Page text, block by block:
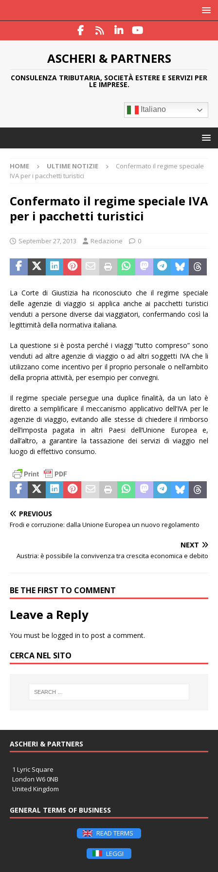
ASCHERI & PARTNERS
CONSULENZA TRIBUTARIA, SOCIETÀ ESTERE E SERVIZI PER
LE IMPRESE.
Italiano
HOME ULTIME NOTIZIE
Confermato il regime speciale
IVA per i pacchetti turistici
Confermato il regime speciale IVA
per i pacchetti turistici
September 27, 2013 Redazione 0
La Corte di Giustizia ha riconosciuto che il regime speciale
delle agenzie di viaggio si applica anche ai pacchetti turistici
venduti a persone diverse dai viaggiatori, confermando così la
legittimità della normativa italiana.
La questione si è posta perché i viaggi “tutto compreso” sono
venduti ad altre agenzie di viaggio o ad altri soggetti IVA che li
utilizzano come incentivo per il proprio personale o nell’ambito
della propria attività, per esempio per convegni.
Il regime speciale persegue una duplice finalità, da un lato è
diretto a semplificare il meccanismo applicativo dell’IVA per le
agenzie di viaggio, evitando alle stesse di chiedere il rimborso
dell’imposta pagata in altri Paesi dell’Unione Europea e,
dall’altro, a garantire la tassazione dei servizi di viaggio nel
luogo di effettivo consumo.
PREVIOUS
Frodi e corruzione: dalla Unione Europea un nuovo regolamento
NEXT
Austria: è possibile la convivenza tra crescita economica e debito
BE THE FIRST TO COMMENT
Leave a Reply
You must be logged in to post a comment.
CERCA NEL SITO
ASCHERI & PARTNERS
1 Lyric Square
London W6 0NB
United Kingdom
GENERAL TERMS OF BUSINESS
READ TERMS
LEGGI